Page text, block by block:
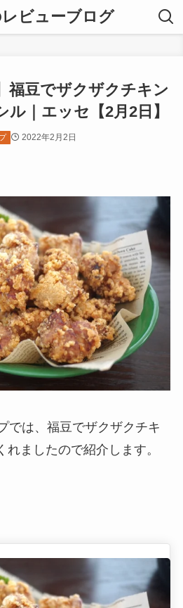
ビューブログ
福豆でザクザクチキン
｜エッセ【2月2日】
2022年2月2日
では、福豆でザクザクチキ
れましたので紹介します。